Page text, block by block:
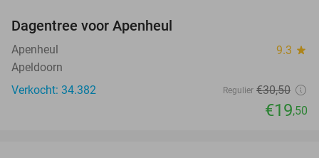
Dagentree voor Apenheul
Apenheul 9.3 star
Apeldoorn
Verkocht: 34.382
Regulier €30,50
€19,50